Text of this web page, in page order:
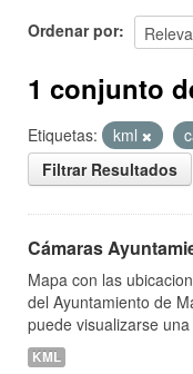
Ordenar por
1 conjunto
Etiquetas: kml
Filtrar Resultados
Cámaras
Mapa con las
del Ayuntamiento de
puede visualizarse
KML